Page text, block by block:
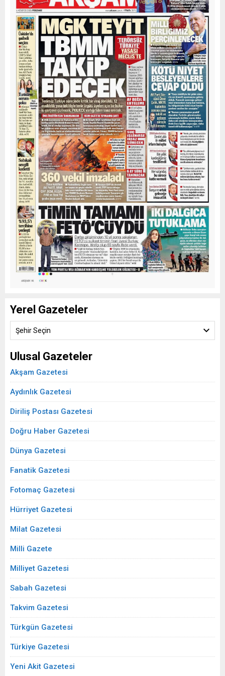
Yerel Gazeteler
Şehir Seçin
Ulusal Gazeteler
Akşam Gazetesi
Aydınlık Gazetesi
Diriliş Postası Gazetesi
Doğru Haber Gazetesi
Dünya Gazetesi
Fanatik Gazetesi
Fotomaç Gazetesi
Hürriyet Gazetesi
Milat Gazetesi
Milli Gazete
Milliyet Gazetesi
Sabah Gazetesi
Takvim Gazetesi
Türkgün Gazetesi
Türkiye Gazetesi
Yeni Akit Gazetesi